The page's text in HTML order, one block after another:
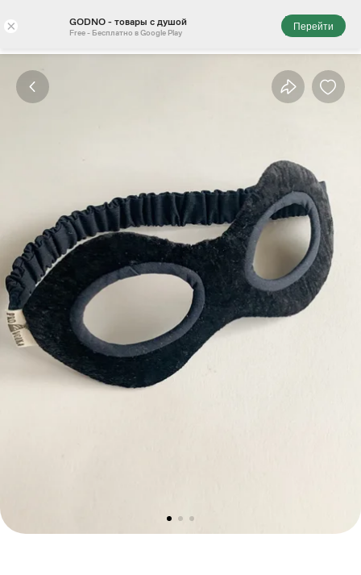
× GODNO - товары с душой
Free - Бесплатно в Google Play
Перейти